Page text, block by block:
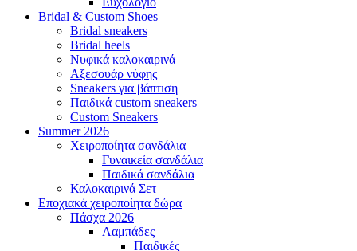
Bridal & Custom Shoes
Bridal sneakers
Bridal heels
Νυφικά καλοκαιρινά
Αξεσουάρ νύφης
Sneakers για βάπτιση
Παιδικά custom sneakers
Custom Sneakers
Summer 2026
Χειροποίητα σανδάλια
Γυναικεία σανδάλια
Παιδικά σανδάλια
Καλοκαιρινά Σετ
Εποχιακά χειροποίητα δώρα
Πάσχα 2026
Λαμπάδες
Παιδικές